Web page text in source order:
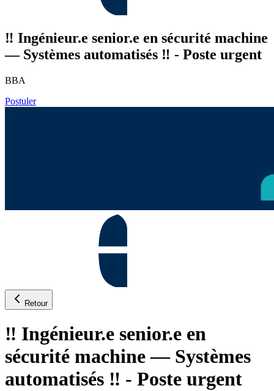
‼️ Ingénieur.e senior.e en sécurité machine
— Systèmes automatisés ‼️ - Poste urgent
BBA
Postuler
Retour
‼️ Ingénieur.e senior.e en
sécurité machine — Systèmes
automatisés ‼️ - Poste urgent